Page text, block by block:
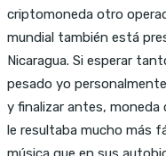
criptomoneda otro
mundial también está
Nicaragua. Si esperar
pesado yo
y finalizar antes,
le resultaba mucho más